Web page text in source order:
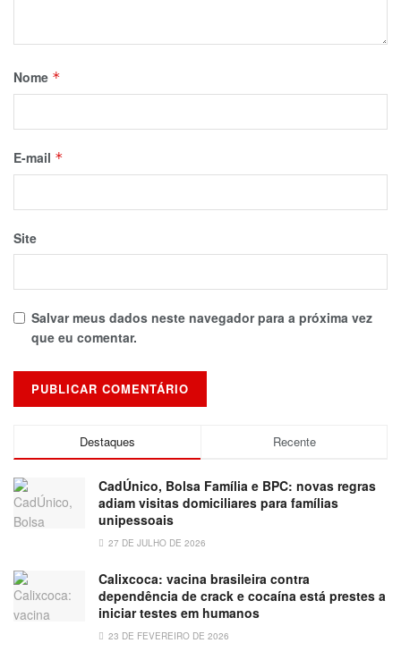
Nome *
E-mail *
Site
Salvar meus dados neste navegador para a próxima vez
que eu comentar.
Destaques Recente
CadÚnico, Bolsa Família e BPC: novas regras
adiam visitas domiciliares para famílias
unipessoais
27 DE JULHO DE 2026
Calixcoca: vacina brasileira contra
dependência de crack e cocaína está prestes a
iniciar testes em humanos
23 DE FEVEREIRO DE 2026